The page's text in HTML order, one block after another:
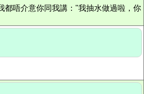
都唔介意你同我講："我抽水做過啦，你